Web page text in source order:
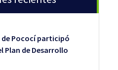
de Pococí participó
Plan de Desarrollo